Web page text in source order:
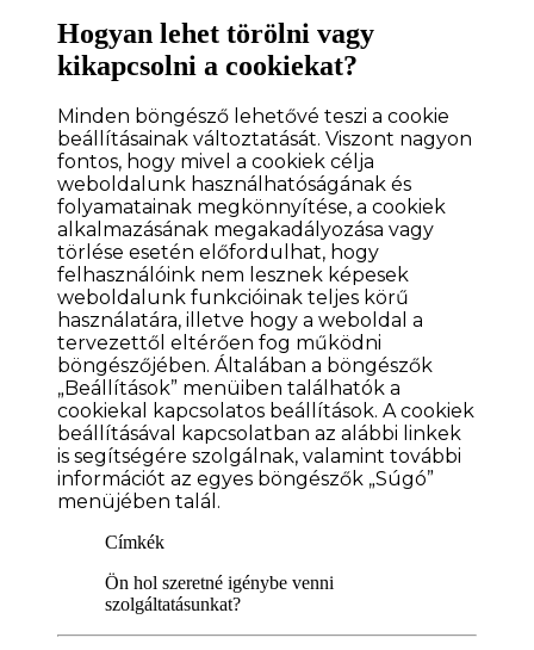
Hogyan lehet törölni vagy
kikapcsolni a cookiekat?
Minden böngésző lehetővé teszi a cookie
beállításainak változtatását. Viszont nagyon
fontos, hogy mivel a cookiek célja
weboldalunk használhatóságának és
folyamatainak megkönnyítése, a cookiek
alkalmazásának megakadályozása vagy
törlése esetén előfordulhat, hogy
felhasználóink nem lesznek képesek
weboldalunk funkcióinak teljes körű
használatára, illetve hogy a weboldal a
tervezettől eltérően fog működni
böngészőjében. Általában a böngészők
„Beállítások” menüiben találhatók a
cookiekal kapcsolatos beállítások. A cookiek
beállításával kapcsolatban az alábbi linkek
is segítségére szolgálnak, valamint további
információt az egyes böngészők „Súgó”
menüjében talál.
Címkék
Ön hol szeretné igénybe venni
szolgáltatásunkat?